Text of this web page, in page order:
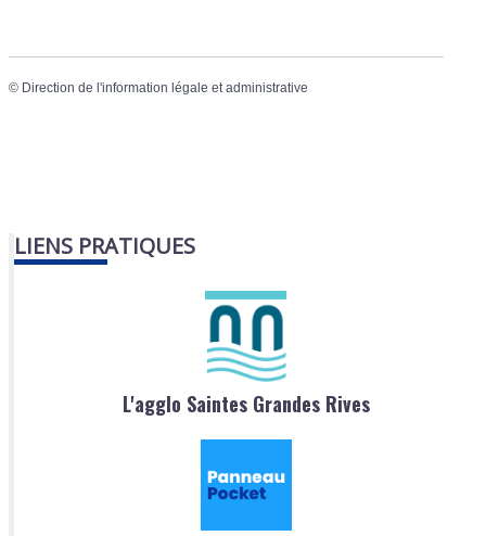
© Direction de l'information légale et administrative
LIENS PRATIQUES
L'agglo Saintes Grandes Rives